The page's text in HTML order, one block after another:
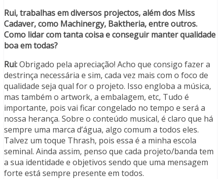
Rui, trabalhas em diversos projectos, além dos Miss
Cadaver, como Machinergy, Baktheria, entre outros.
Como lidar com tanta coisa e conseguir manter qualidade
boa em todas?
Rui:Obrigado pela apreciação! Acho que consigo fazer a
destrinça necessária e sim, cada vez mais com o foco de
qualidade seja qual for o projeto. Isso engloba a música,
mas também o artwork, a embalagem, etc, Tudo é
importante, pois vai ficar congelado no tempo e será a
nossa herança. Sobre o conteúdo musical, é claro que há
sempre uma marca d’água, algo comum a todos eles.
Talvez um toque Thrash, pois essa é a minha escola
seminal. Ainda assim, penso que cada projeto/banda tem
a sua identidade e objetivos sendo que uma mensagem
forte está sempre presente em todos.